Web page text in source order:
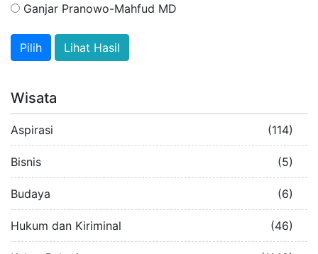
Ganjar Pranowo-Mahfud MD
Lihat Hasil
Wisata
Aspirasi (114)
Bisnis (5)
Budaya (6)
Hukum dan Kiriminal (46)